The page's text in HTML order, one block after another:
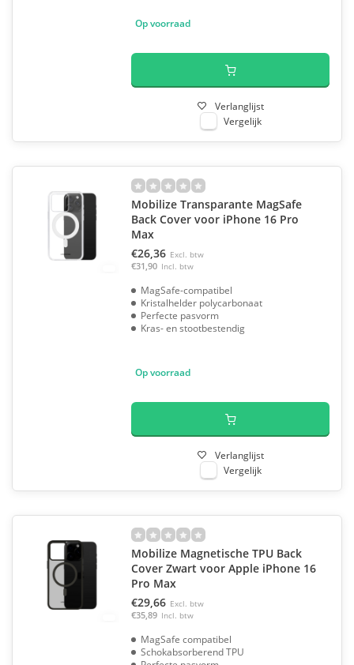
Op voorraad
Verlanglijst
Vergelijk
Mobilize Transparante MagSafe
Back Cover voor iPhone 16 Pro
Max
€26,36 Excl. btw
€31,90 Incl. btw
MagSafe-compatibel
Kristalhelder polycarbonaat
Perfecte pasvorm
Kras- en stootbestendig
Op voorraad
Verlanglijst
Vergelijk
Mobilize Magnetische TPU Back
Cover Zwart voor Apple iPhone 16
Pro Max
€29,66 Excl. btw
€35,89 Incl. btw
MagSafe compatibel
Schokabsorberend TPU